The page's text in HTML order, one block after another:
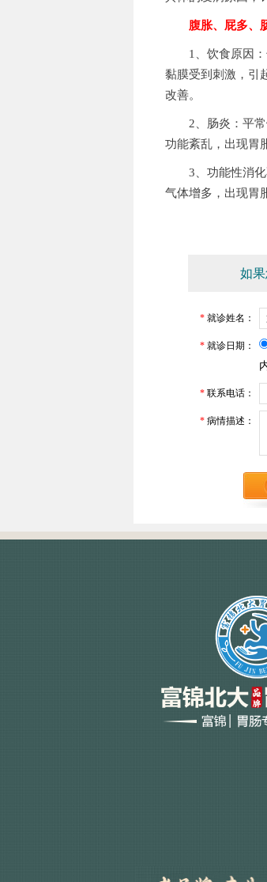
腹胀、屁多、
1、饮食原因：
黏膜受到刺激，引
改善。
2、肠炎：平常
功能紊乱，出现胃
3、功能性消化
气体增多，出现胃
如
*就诊姓名：
*就诊日期：
*联系电话：
*病情描述：